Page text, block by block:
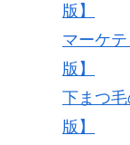
版】
マーケ
版】
下まつ
版】